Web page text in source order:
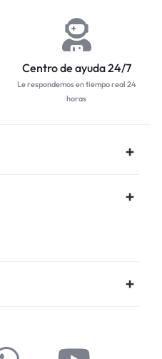
Centro de ayuda 24/7
Le respondemos en tiempo real 24
horas